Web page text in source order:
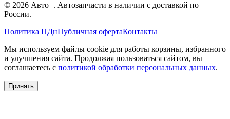
© 2026 Авто+. Автозапчасти в наличии с доставкой по
России.
Политика ПДнПубличная офертаКонтакты
Мы используем файлы cookie для работы корзины, избранного
и улучшения сайта. Продолжая пользоваться сайтом, вы
соглашаетесь с политикой обработки персональных данных.
Принять